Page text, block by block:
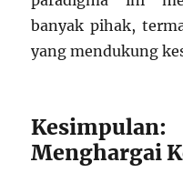
banyak pihak,
yang mendukung
Menghargai